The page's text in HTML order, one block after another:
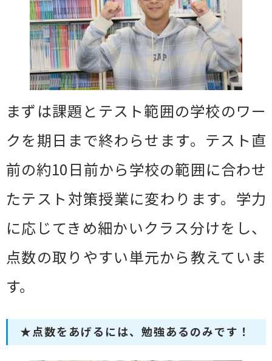
まずは課題とテスト範囲の学校のワー
クを期日まで終わらせます。テスト直
前の約10日前から学校の範囲に合わせ
たテスト対策授業に変わります。学力
に応じてきめ細かいクラス分けをし、
点数の取りやすい単元から教えていま
す。
★点数をあげるには、勉強あるのみです！